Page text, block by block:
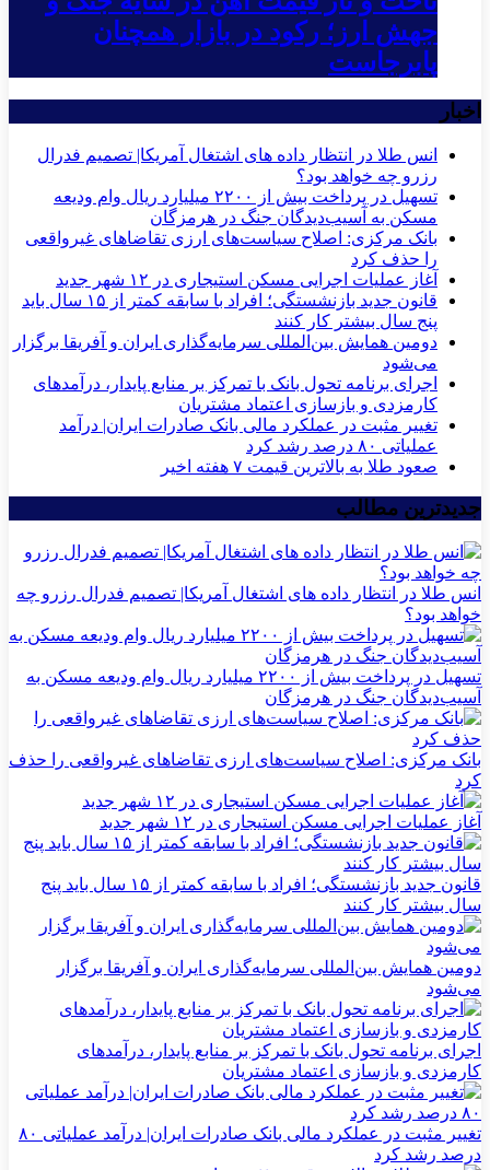
جهش ارز؛ رکود در بازار همچنان
پابرجاست
اخبار
انس طلا در انتظار داده های اشتغال آمریکا| تصمیم فدرال
رزرو چه خواهد بود؟
تسهیل در پرداخت بیش از ۲۲۰۰ میلیارد ریال وام ودیعه
مسکن به آسیب‌دیدگان جنگ در هرمزگان
بانک مرکزی: اصلاح سیاست‌های ارزی تقاضاهای غیرواقعی
را حذف کرد
آغاز عملیات اجرایی مسکن استیجاری در ۱۲ شهر جدید
قانون جدید بازنشستگی؛ افراد با سابقه کمتر از ۱۵ سال باید
پنج سال بیشتر کار کنند
دومین همایش بین‌المللی سرمایه‌گذاری ایران و آفریقا برگزار
می‌شود
اجرای برنامه تحول بانک با تمرکز بر منابع پایدار، درآمدهای
کارمزدی و بازسازی اعتماد مشتریان
تغییر مثبت در عملکرد مالی بانک صادرات ایران| درآمد
عملیاتی ۸۰ درصد رشد کرد
صعود طلا به بالاترین قیمت ۷ هفته اخیر
جدیدترین مطالب
انس طلا در انتظار داده های اشتغال آمریکا| تصمیم فدرال رزرو چه
خواهد بود؟
تسهیل در پرداخت بیش از ۲۲۰۰ میلیارد ریال وام ودیعه مسکن به
آسیب‌دیدگان جنگ در هرمزگان
بانک مرکزی: اصلاح سیاست‌های ارزی تقاضاهای غیرواقعی را حذف
کرد
آغاز عملیات اجرایی مسکن استیجاری در ۱۲ شهر جدید
قانون جدید بازنشستگی؛ افراد با سابقه کمتر از ۱۵ سال باید پنج
سال بیشتر کار کنند
دومین همایش بین‌المللی سرمایه‌گذاری ایران و آفریقا برگزار
می‌شود
اجرای برنامه تحول بانک با تمرکز بر منابع پایدار، درآمدهای
کارمزدی و بازسازی اعتماد مشتریان
تغییر مثبت در عملکرد مالی بانک صادرات ایران| درآمد عملیاتی ۸۰
درصد رشد کرد